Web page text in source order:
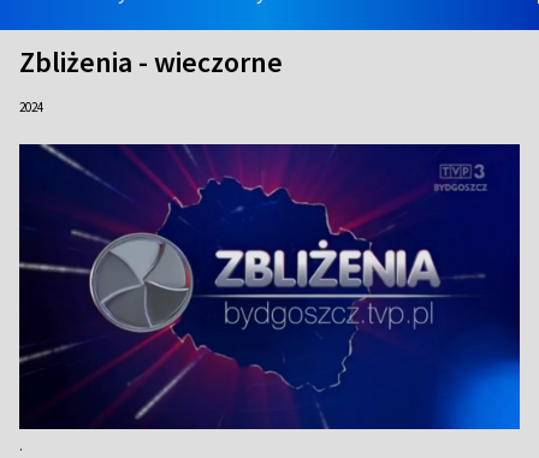
Zbliżenia - wieczorne
2024
.